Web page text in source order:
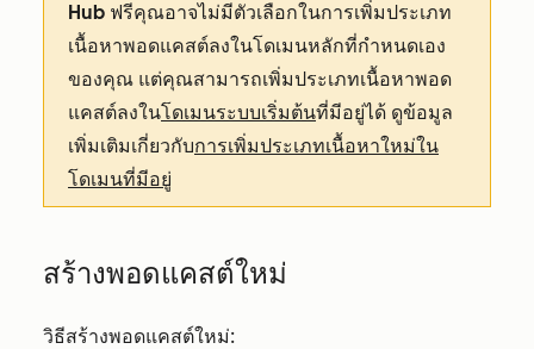
Hub ฟรีคุณอาจไม่มีตัวเลือกในการเพิ่มประเภท
เนื้อหาพอดแคสต์ลงในโดเมนหลักที่กำหนดเอง
ของคุณ แต่คุณสามารถเพิ่มประเภทเนื้อหาพอด
แคสต์ลงในโดเมนระบบเริ่มต้นที่มีอยู่ได้ ดูข้อมูล
เพิ่มเติมเกี่ยวกับการเพิ่มประเภทเนื้อหาใหม่ใน
โดเมนที่มีอยู่
สร้างพอดแคสต์ใหม่
วิธีสร้างพอดแคสต์ใหม่: